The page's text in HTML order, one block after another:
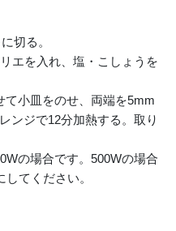
切る。
エを入れ、塩・こしょうを
て小皿をのせ、両端を5mm
ンジで12分加熱する。取り
の場合です。500Wの場合
てください。